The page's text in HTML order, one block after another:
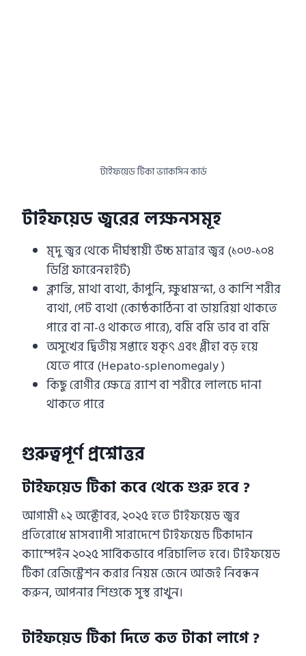
টাইফয়েড টিকা ভ্যাকসিন কার্ড
টাইফয়েড জ্বরের লক্ষনসমূহ
মৃদু জ্বর থেকে দীর্ঘস্থায়ী উচ্চ মাত্রার জ্বর (১০৩-১০৪
ডিগ্রি ফারেনহাইট)
ক্লান্তি, মাথা ব্যথা, কাঁপুনি, ক্ষুধামন্দা, ও কাশি শরীর
ব্যথা, পেট ব্যথা (কোষ্ঠকাঠিন্য বা ডায়রিয়া থাকতে
পারে বা না-ও থাকতে পারে), বমি বমি ভাব বা বমি
অসুখের দ্বিতীয় সপ্তাহে যকৃৎ এবং প্লীহা বড় হয়ে
যেতে পারে (Hepato-splenomegaly )
কিছু রোগীর ক্ষেত্রে র‍্যাশ বা শরীরে লালচে দানা
থাকতে পারে
গুরুত্বপূর্ণ প্রশ্নোত্তর
টাইফয়েড টিকা কবে থেকে শুরু হবে ?
আগামী ১২ অক্টোবর, ২০২৫ হতে টাইফয়েড জ্বর
প্রতিরোধে মাসব্যাপী সারাদেশে টাইফয়েড টিকাদান
ক্যাম্পেইন ২০২৫ সার্বিকভাবে পরিচালিত হবে। টাইফয়েড
টিকা রেজিস্ট্রেশন করার নিয়ম জেনে আজই নিবন্ধন
করুন, আপনার শিশুকে সুস্থ রাখুন।
টাইফয়েড টিকা দিতে কত টাকা লাগে ?